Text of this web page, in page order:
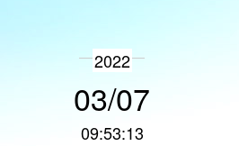
2022
03/07
09:53:13